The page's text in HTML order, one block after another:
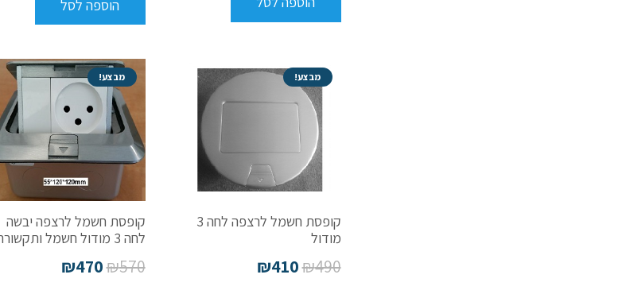
הוספה לסל
מבצע!
קופסת חשמל לרצפה לחה 3
מודול
₪490
₪410
מבצע!
קופסת חשמל לרצפה יבשה
לחה 3 מודול חשמל ותקשורת
₪570
₪470